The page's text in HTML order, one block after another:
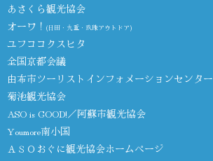
あさくら観光協会
オーワ！ (日田・九重・玖珠アウトドア)
ユフココクスヒタ
全国京都会議
由布市ツーリストインフォメーションセンター
菊池観光協会
ASO is GOOD!／阿蘇市観光協会
Youmore南小国
ＡＳＯおぐに観光協会ホームページ